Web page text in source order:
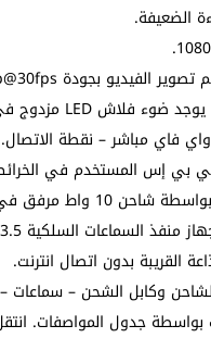
فاي مباشر – نقطة الاتصال.
بي إس المستخدم في
السماعات السلكية 3.5 ملم.
القريبة بدون اتصال انترنت.
جدول المواصفات.